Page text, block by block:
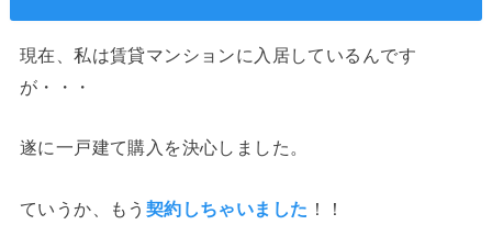
現在、私は賃貸マンションに入居しているんです
が・・・
遂に一戸建て購入を決心しました。
ていうか、もう 契約しちゃいました ！！